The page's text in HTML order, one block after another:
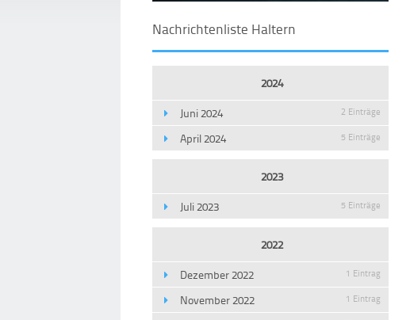
Nachrichtenliste Haltern
2024
Juni 2024
2 Einträge
April 2024 5 Einträge
2023
Juli 2023
5 Einträge
2022
Dezember 2022
1 Eintrag
November 2022 1 Eintrag